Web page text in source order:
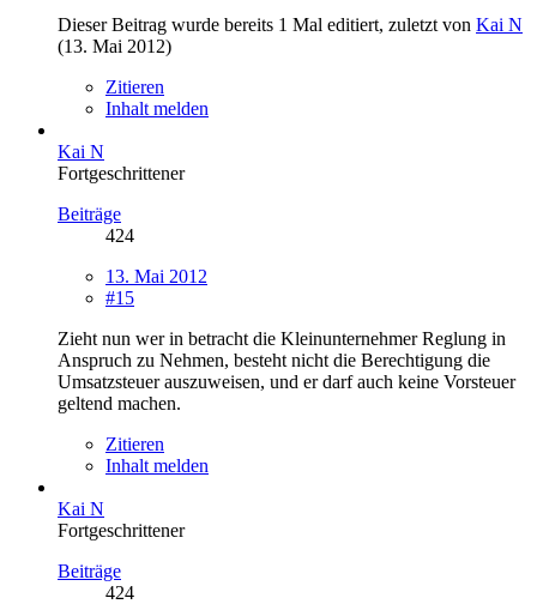
Dieser Beitrag wurde bereits 1 Mal editiert, zuletzt von Kai N
(13. Mai 2012)
Zitieren
Inhalt melden
Kai N
Fortgeschrittener
Beiträge
424
13. Mai 2012
#15
Zieht nun wer in betracht die Kleinunternehmer Reglung in
Anspruch zu Nehmen, besteht nicht die Berechtigung die
Umsatzsteuer auszuweisen, und er darf auch keine Vorsteuer
geltend machen.
Zitieren
Inhalt melden
Kai N
Fortgeschrittener
Beiträge
424